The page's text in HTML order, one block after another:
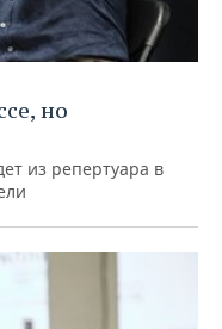
но
из репертуара в